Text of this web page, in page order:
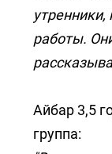
работы.
Айбар 3,5
группа: